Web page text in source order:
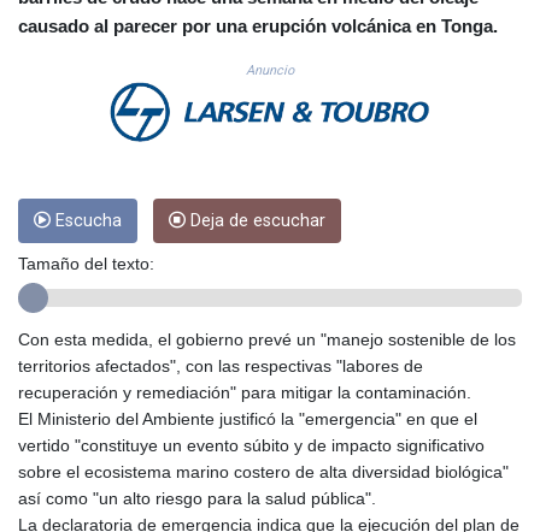
ERN 17.342035
FJD 2.553384
FKP 0.857252
GBP 0.858527
GHS 13.526832
GIP 0.857252
GNF 10123.874202
GYD 241.157003
HKD 9.067746
HNL 30.895616
HRK 7.536622
HTG 150.718127
HUF 363.096405
IDR 20580.370421
ILS 3.468234
causado al parecer por una erupción volcánica en Tonga.
Anuncio
Escucha Deja de escuchar
Tamaño del texto:
Con esta medida, el gobierno prevé un "manejo sostenible de los
territorios afectados", con las respectivas "labores de
recuperación y remediación" para mitigar la contaminación.
El Ministerio del Ambiente justificó la "emergencia" en que el
vertido "constituye un evento súbito y de impacto significativo
sobre el ecosistema marino costero de alta diversidad biológica"
así como "un alto riesgo para la salud pública".
La declaratoria de emergencia indica que la ejecución del plan de